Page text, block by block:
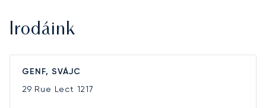
Irodáink
GENF, SVÁJC
29 Rue Lect 1217